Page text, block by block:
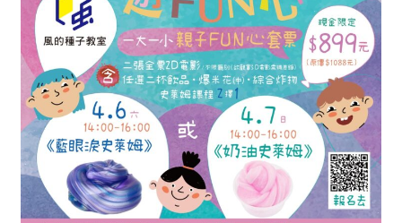
FUN
心
玩》